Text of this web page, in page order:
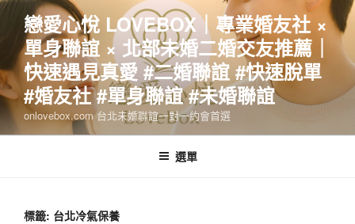
跳
主
要
內
容
戀愛心悅 LOVEBOX｜專業婚友社 ×
單身聯誼 × 北部未婚二婚交友推薦｜
快速遇見真愛 #二婚聯誼 #快速脫單
#婚友社 #單身聯誼 #未婚聯誼
onlovebox.com 台北未婚聯誼一對一約會首選
選單
標籤: 台北冷氣保養